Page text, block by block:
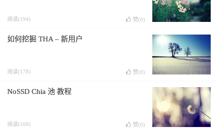
阅读(194) 赞(0)
如何挖掘 THA – 新用户
阅读(178) 赞(0)
NoSSD Chia 池 教程
阅读(169) 赞(0)